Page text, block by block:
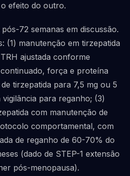
efeito do outro.
72 semanas em discussão.
(1) manutenção em tirzepatida
ajustada conforme
força e proteína
tirzepatida para 7,5 mg ou 5
para reganho; (3)
com manutenção de
comportamental, com
de reganho de 60-70% do
(dado de STEP-1 extensão
pós-menopausa).